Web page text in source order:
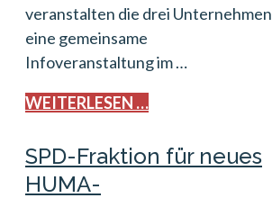
veranstalten die drei Unternehmen
eine gemeinsame
Infoveranstaltung im …
WEITERLESEN …
SPD-Fraktion für neues
HUMA-